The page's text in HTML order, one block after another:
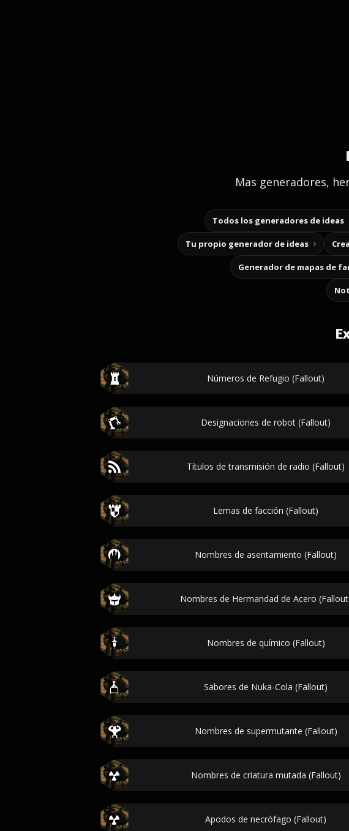
Mas generadores,
Todos los generadores de ideas
Tu propio generador de ideas
Generador de mapas de
Números de Refugio (Fallout)
Designaciones de robot (Fallout)
Títulos de transmisión de radio (Fallout)
Lemas de facción (Fallout)
Nombres de asentamiento (Fallout)
Nombres de Hermandad de Acero
Nombres de químico (Fallout)
Sabores de Nuka-Cola (Fallout)
Nombres de supermutante (Fallout)
Nombres de criatura mutada (Fallout)
Apodos de necrófago (Fallout)